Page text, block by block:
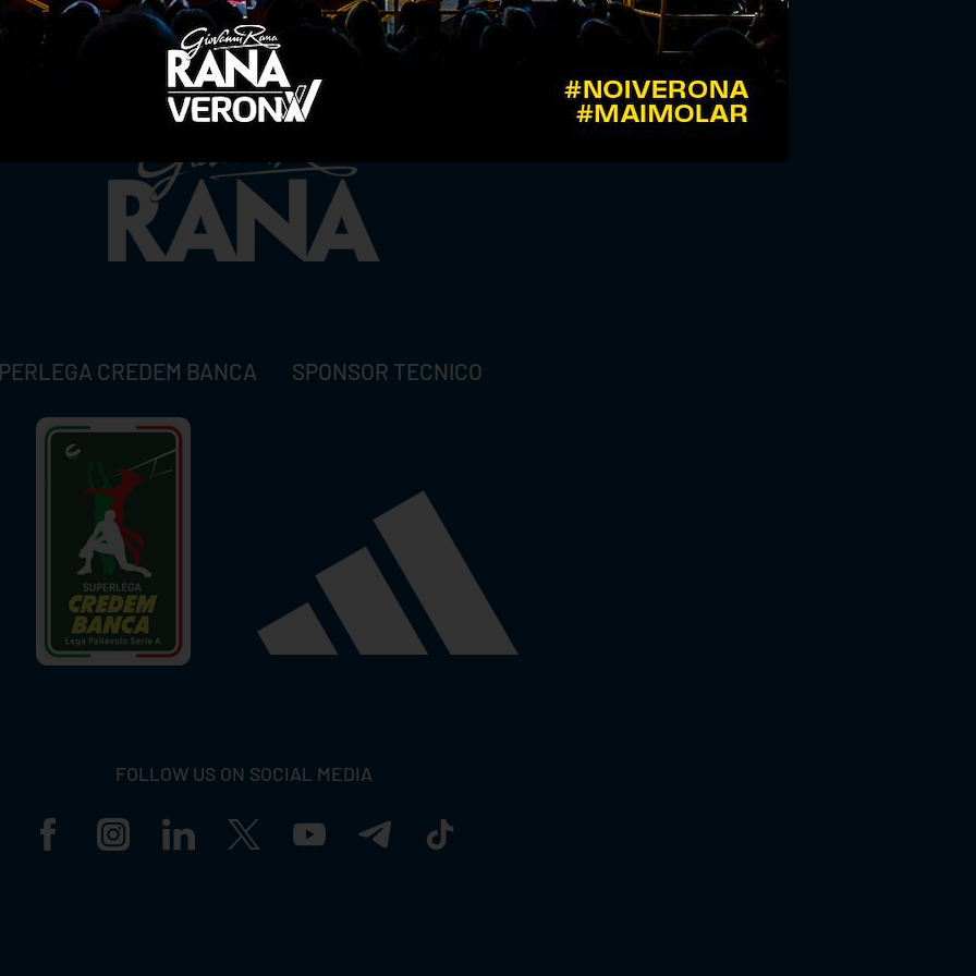
TITLE SPONSOR
CREDEM BANCA SPONSOR TECNICO
FOLLOW US ON SOCIAL MEDIA